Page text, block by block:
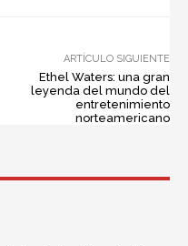
ARTÍCULO SIGUIENTE
Ethel Waters: una gran
leyenda del mundo del
entretenimiento
norteamericano